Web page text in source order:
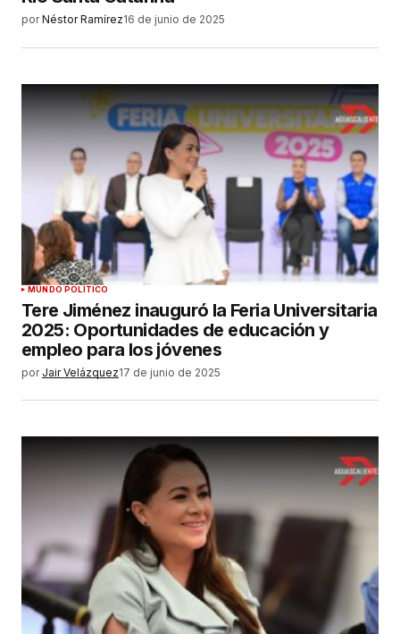
por Néstor Ramírez16 de junio de 2025
MUNDO POLÍTICO
Tere Jiménez inauguró la Feria Universitaria
2025: Oportunidades de educación y
empleo para los jóvenes
por Jair Velázquez17 de junio de 2025